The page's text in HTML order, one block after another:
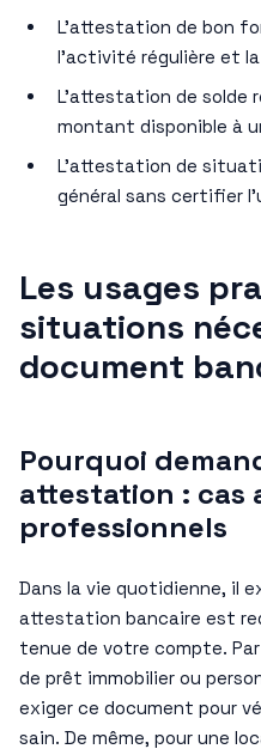
L’attestation de bon
l’activité régulière et
L’attestation de solde
montant disponible à
L’attestation de
général sans certifier
Les usages
situations
document
Pourquoi
attestation : cas
professionnels
Dans la vie quotidienne, il
attestation bancaire est
tenue de votre compte. Par
de prêt immobilier ou
exiger ce document pour
sain. De même, pour une